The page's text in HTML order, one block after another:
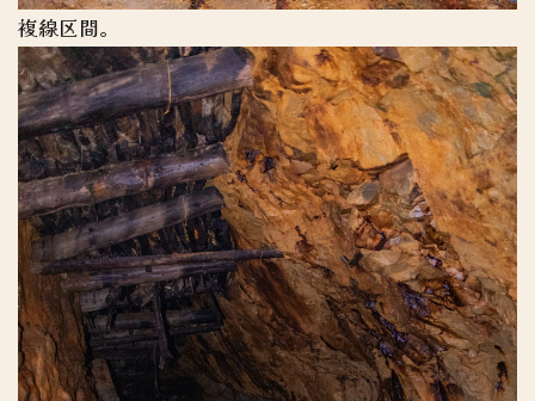
複線区間。